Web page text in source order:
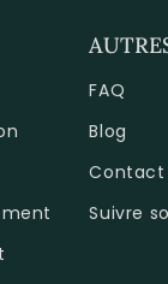
FAQ
Blog
Contact
Suivre